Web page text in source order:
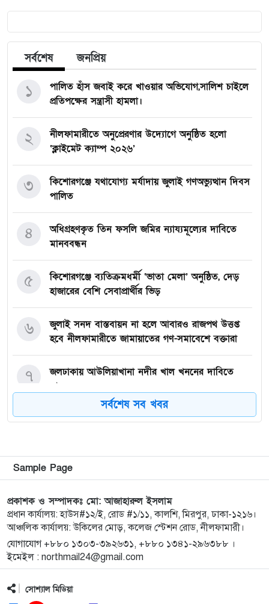
সর্বশেষ জনপ্রিয়
পালিত হাঁস জবাই করে খাওয়ার অভিযোগ,সালিশ চাইলে
প্রতিপক্ষের সন্ত্রাসী হামলা।
১
নীলফামারীতে অনুপ্রেরণার উদ্যোগে অনুষ্ঠিত হলো
‘ক্লাইমেট ক্যাম্প ২০২৬’
২
কিশোরগঞ্জে যথাযোগ্য মর্যাদায় জুলাই গণঅভ্যুত্থান দিবস
পালিত
৩
অধিগ্রহণকৃত তিন ফসলি জমির ন্যায্যমূল্যের দাবিতে
মানববন্ধন
৪
কিশোরগঞ্জে ব্যতিক্রমধর্মী ‘ভাতা মেলা’ অনুষ্ঠিত, দেড়
হাজারের বেশি সেবাপ্রার্থীর ভিড়
৫
জুলাই সনদ বাস্তবায়ন না হলে আবারও রাজপথ উত্তপ্ত
হবে নীলফামারীতে জামায়াতের গণ-সমাবেশে বক্তারা
৬
জলঢাকায় আউলিয়াখানা নদীর খাল খননের দাবিতে
মানববন্ধন
৭
দেবীগঞ্জ ইকরা মডেল মাদ্রাসার দুই শিক্ষার্থীর হিফজ
৮
কিশোরগঞ্জে ৮০ পিস ট্যাপেন্টাডল ট্যাবলেটসহ গ্রেপ্তার ২,
ওয়ারেন্টভুক্ত আসামিও আটক
৯
কিশোরগঞ্জে জুলাই গণঅভ্যুত্থান দিবস-২০২৬ উপলক্ষে
প্রস্তুতিমূলক সভা অনুষ্ঠিত
১০
ভারসাম্যহীন ও লাগামহীন ক্ষমতার কারণেই শেখ হাসিনা
গোলাম পরওয়ার
১১
সর্বশেষ সব খবর
Sample Page
প্রকাশক ও সম্পাদকঃ মো: আজাহারুল ইসলাম
প্রধান কার্যালয়: হাউস#১২/ই, রোড #১/১১, কালশি, মিরপুর, ঢাকা-১২১৬।
আঞ্চলিক কার্যালয়: উকিলের মোড়, কলেজ স্টেশন রোড, নীলফামারী।
যোগাযোগ +৮৮০ ১৩০৩-৩৯২৬৩১, +৮৮০ ১৩৪১-২৯৬৩৮৮ ।
ইমেইল : northmail24@gmail.com
সোশ্যাল মিডিয়া